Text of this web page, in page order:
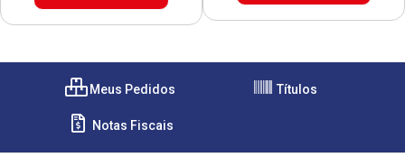
Meus Pedidos Títulos
Notas Fiscais